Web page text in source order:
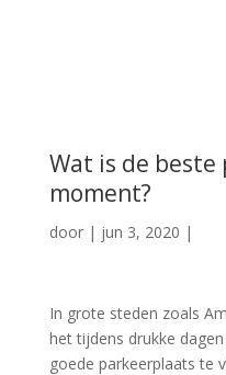
Wat is de
moment?
door | jun 3, 2020 |
In grote steden zoals
het tijdens drukke
goede parkeerplaats te